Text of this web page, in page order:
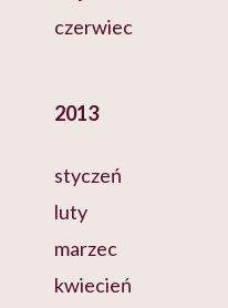
czerwiec
2013
styczeń
luty
marzec
kwiecień